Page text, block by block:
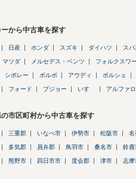
ーから中古車を探す
日産 ホンダ スズキ ダイハツ スバ
マツダ メルセデス・ベンツ フォルクスワ
シボレー ボルボ アウディ ポルシェ
フォード プジョー いすゞ アルファ
市区町村から中古車を探す
三重郡 いなべ市 伊勢市 松阪市 名
多気郡 員弁郡 鳥羽市 桑名市 鈴鹿
熊野市 四日市市 度会郡 津市 志摩